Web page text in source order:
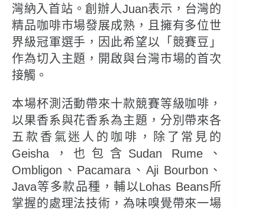
灣納入首站。創辦人Juan表示，台灣的
精品咖啡市場發展成熟，且擁有多位世
界級冠軍選手，因此希望以「競賽豆」
作為切入主題，開啟與台灣市場的首次
接觸。
本場杯測活動帶來十款競賽等級咖啡，
以果香系與花香系為主題，分別帶來各
五款香氣迷人的咖啡，除了常見的
Geisha，也包含Sudan Rume、
Ombligon、Pacamara、Aji Bourbon、
Java等多款品種，輔以Lohas Beans所
掌握的處理法技術，為味嗅覺帶來一場